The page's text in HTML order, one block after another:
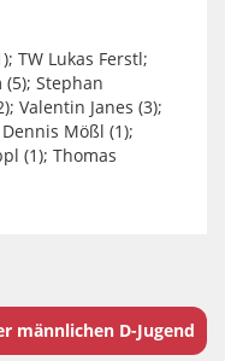
TW Lukas Ferstl;
Stephan
Valentin Janes (3);
Mößl (1);
(1); Thomas
männlichen D-Jugend